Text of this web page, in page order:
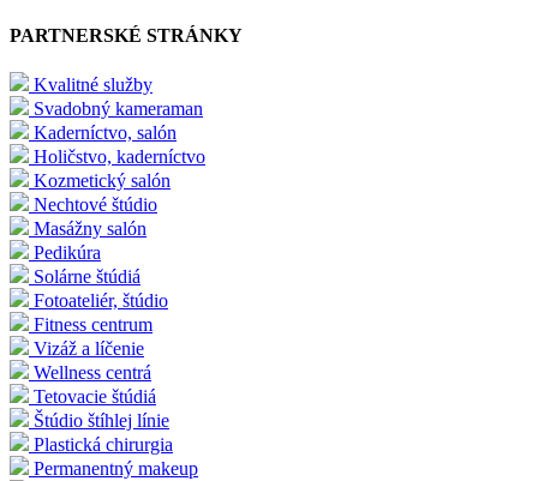
PARTNERSKÉ STRÁNKY
Kvalitné služby
Svadobný kameraman
Kaderníctvo, salón
Holičstvo, kaderníctvo
Kozmetický salón
Nechtové štúdio
Masážny salón
Pedikúra
Solárne štúdiá
Fotoateliér, štúdio
Fitness centrum
Vizáž a líčenie
Wellness centrá
Tetovacie štúdiá
Štúdio štíhlej línie
Plastická chirurgia
Permanentný makeup